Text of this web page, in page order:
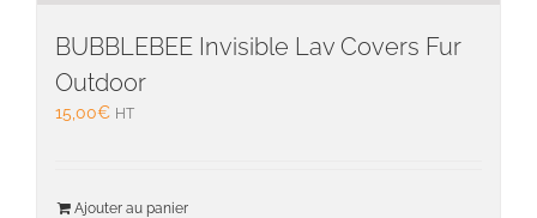
BUBBLEBEE Invisible Lav Covers Fur
Outdoor
15,00€ HT
Ajouter au panier